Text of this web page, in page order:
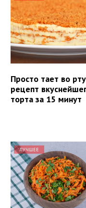
Просто тает во
рецепт
торта за 15 минут
ЛУЧШЕЕ